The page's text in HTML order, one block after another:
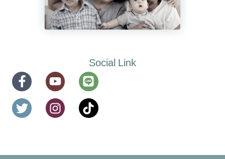
Social Link